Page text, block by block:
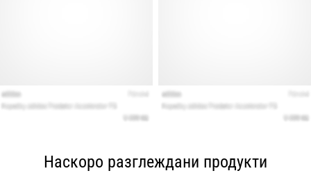
Наскоро разглеждани продукти